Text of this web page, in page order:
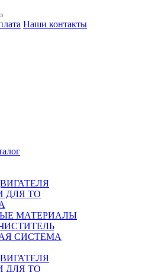
Наши контакты
ДЛЯ ТО
МАТЕРИАЛЫ
СИСТЕМА
ДЛЯ ТО